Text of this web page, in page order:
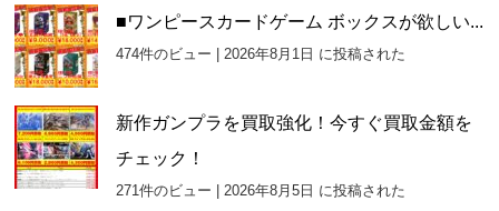
■ワンピースカードゲーム ボックスが欲しい...
474件のビュー |2026年8月1日 に投稿された
新作ガンプラを買取強化！今すぐ買取金額を
チェック！
271件のビュー |2026年8月5日 に投稿された